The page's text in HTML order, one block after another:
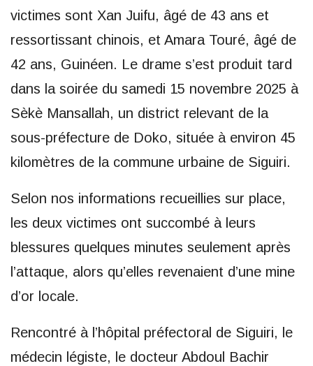
victimes sont Xan Juifu, âgé de 43 ans et
ressortissant chinois, et Amara Touré, âgé de
42 ans, Guinéen. Le drame s’est produit tard
dans la soirée du samedi 15 novembre 2025 à
Sèkè Mansallah, un district relevant de la
sous-préfecture de Doko, située à environ 45
kilomètres de la commune urbaine de Siguiri.
Selon nos informations recueillies sur place,
les deux victimes ont succombé à leurs
blessures quelques minutes seulement après
l’attaque, alors qu’elles revenaient d’une mine
d’or locale.
Rencontré à l’hôpital préfectoral de Siguiri, le
médecin légiste, le docteur Abdoul Bachir